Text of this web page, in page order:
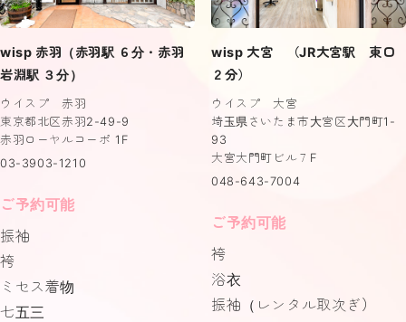
wisp 赤羽（赤羽駅 ６分・赤羽
岩淵駅 ３分）
ウイスプ 赤羽
東京都北区赤羽2-49-9
赤羽ローヤルコーポ 1F
03-3903-1210
ご予約可能
振袖
袴
ミセス着物
七五三
wisp 大宮 （JR大宮駅 東口
２分）
ウイスプ 大宮
埼玉県さいたま市大宮区大門町1-
93
大宮大門町ビル７F
048-643-7004
ご予約可能
袴
浴衣
振袖（レンタル取次ぎ）